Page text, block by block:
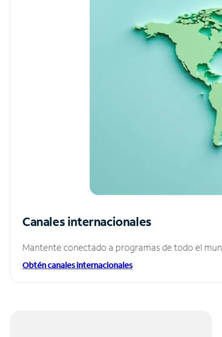
Canales internacionales
Mantente conectado a programas de todo el
Obtén canales internacionales